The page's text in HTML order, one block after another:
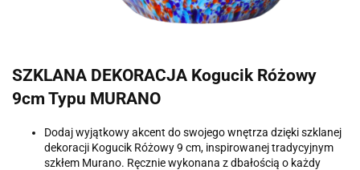
SZKLANA DEKORACJA Kogucik Różowy
9cm Typu MURANO
Dodaj wyjątkowy akcent do swojego wnętrza dzięki szklanej
dekoracji Kogucik Różowy 9 cm, inspirowanej tradycyjnym
szkłem Murano. Ręcznie wykonana z dbałością o każdy